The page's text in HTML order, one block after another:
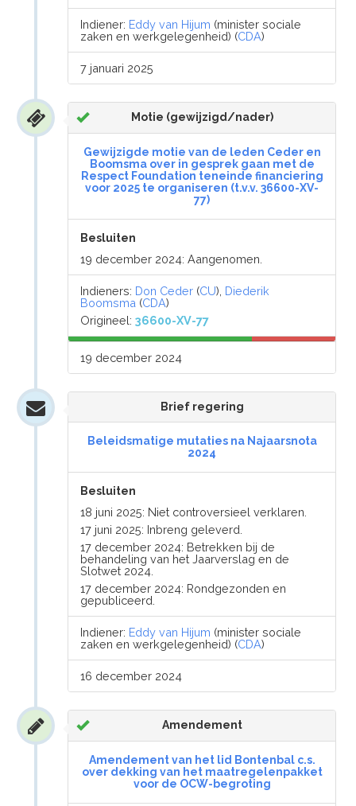
Indiener: Eddy van Hijum (minister sociale
zaken en werkgelegenheid) (CDA)
7 januari 2025
Motie (gewijzigd/nader)
Gewijzigde motie van de leden Ceder en
Boomsma over in gesprek gaan met de
Respect Foundation teneinde financiering
voor 2025 te organiseren (t.v.v. 36600-XV-
77)
Besluiten
19 december 2024: Aangenomen.
Indieners: Don Ceder (CU), Diederik
Boomsma (CDA)
Origineel:36600-XV-77
19 december 2024
Brief regering
Beleidsmatige mutaties na Najaarsnota
2024
Besluiten
18 juni 2025: Niet controversieel verklaren.
17 juni 2025: Inbreng geleverd.
17 december 2024: Betrekken bij de
behandeling van het Jaarverslag en de
Slotwet 2024.
17 december 2024: Rondgezonden en
gepubliceerd.
Indiener: Eddy van Hijum (minister sociale
zaken en werkgelegenheid) (CDA)
16 december 2024
Amendement
Amendement van het lid Bontenbal c.s.
over dekking van het maatregelenpakket
voor de OCW-begroting